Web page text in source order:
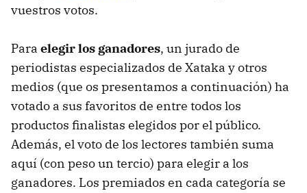
vuestros votos.
Para elegir los ganadores, un jurado de
periodistas especializados de Xataka y otros
medios (que os presentamos a continuación) ha
votado a sus favoritos de entre todos los
productos finalistas elegidos por el público.
Además, el voto de los lectores también suma
aquí (con peso un tercio) para elegir a los
ganadores. Los premiados en cada categoría se